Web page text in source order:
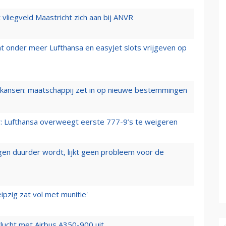
Maastricht zich aan bij ANVR
meer Lufthansa en easyJet slots vrijgeven op
maatschappij zet in op nieuwe bestemmingen
Lufthansa overweegt eerste 777-9’s te weigeren
duurder wordt, lijkt geen probleem voor de
zat vol met munitie'